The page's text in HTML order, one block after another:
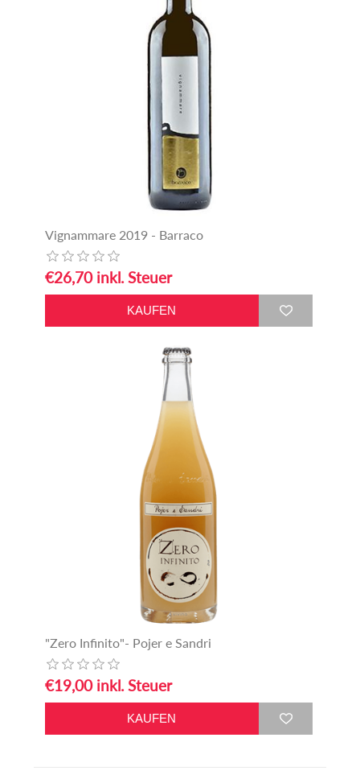
Vignammare 2019 - Barraco
€26,70 inkl. Steuer
"Zero Infinito"- Pojer e Sandri
€19,00 inkl. Steuer